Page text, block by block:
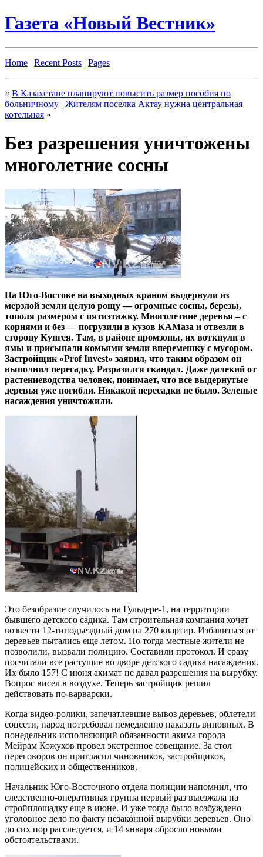
Газета «Новый Вестник»
Home | Recent Posts | Pages
« В Казахстане планируют повысить размер пособия по
больничному | Жителям поселка Актау нужна центральная
котельная »
Без разрешения уничтожены
многолетние сосны
На Юго-Востоке на выходных краном выдернули из
мерзлой земли целую рощу — огромные сосны, березы,
тополя размером с пятиэтажку. Многолетние деревья – с
корнями и без — погрузили в кузов КАМаза и отвезли в
сторону Кунгея. Там, в районе промзоны, их воткнули в
ямы и присыпали комьями земли вперемешку с мусором.
Застройщик «Prof Invest» заявил, что таким образом он
выполнил пересадку. Разразился скандал. Даже далекий от
растениеводства человек, понимает, что все выдернутые
деревья уже погибли. Никакой пересадки не было. Зеленые
насаждения уничтожили.
Это безобразие случилось на Гульдере-1, на территории
бывшего детского садика. Там строительная компания хочет
возвести 12-типодъездный дом на 270 квартир. Избавиться от
деревьев пытались еще летом. Но тогда местные жители не
позволили, вызвали полицию. Составили протокол. И сразу
посчитали все растущие во дворе детского садика насаждения.
Их было 157! С июня акимат не давал разрешения на вырубку.
Вопрос висел в воздухе. Теперь застройщик решил
действовать по-варварски.
Когда видео-ролики, запечатлевшие вывоз деревьев, облетели
соцсети, народ потребовал немедленно наказать виновных. В
понедельник исполняющий обязанности акима города
Мейрам Кожухов провел экстренное совещание. За стол
переговоров он пригласил чиновников, застройщиков,
полицейских и общественников.
Начальник Юго-Восточного отдела полиции напомнил, что
следственно-оперативная группа первый раз выезжала на
стройплощадку еще в июне. И уже тогда было возбуждено
уголовное дело по факту незаконной вырубки деревьев. Оно
до сих пор расследуется, и 14 января обросло новыми
обстоятельствами.